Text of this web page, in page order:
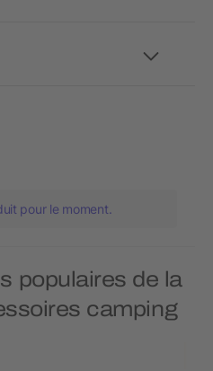
pour le moment.
populaires de la
camping